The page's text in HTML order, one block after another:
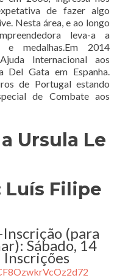
de fazer algo
Nesta área, e ao longo
leva-a a
e medalhas.Em 2014
Internacional aos
Del Gata em Espanha.
de Portugal estando
de Combate aos
Ursula Le
Luís Filipe
Inscrição (para
Sábado, 14
Inscrições